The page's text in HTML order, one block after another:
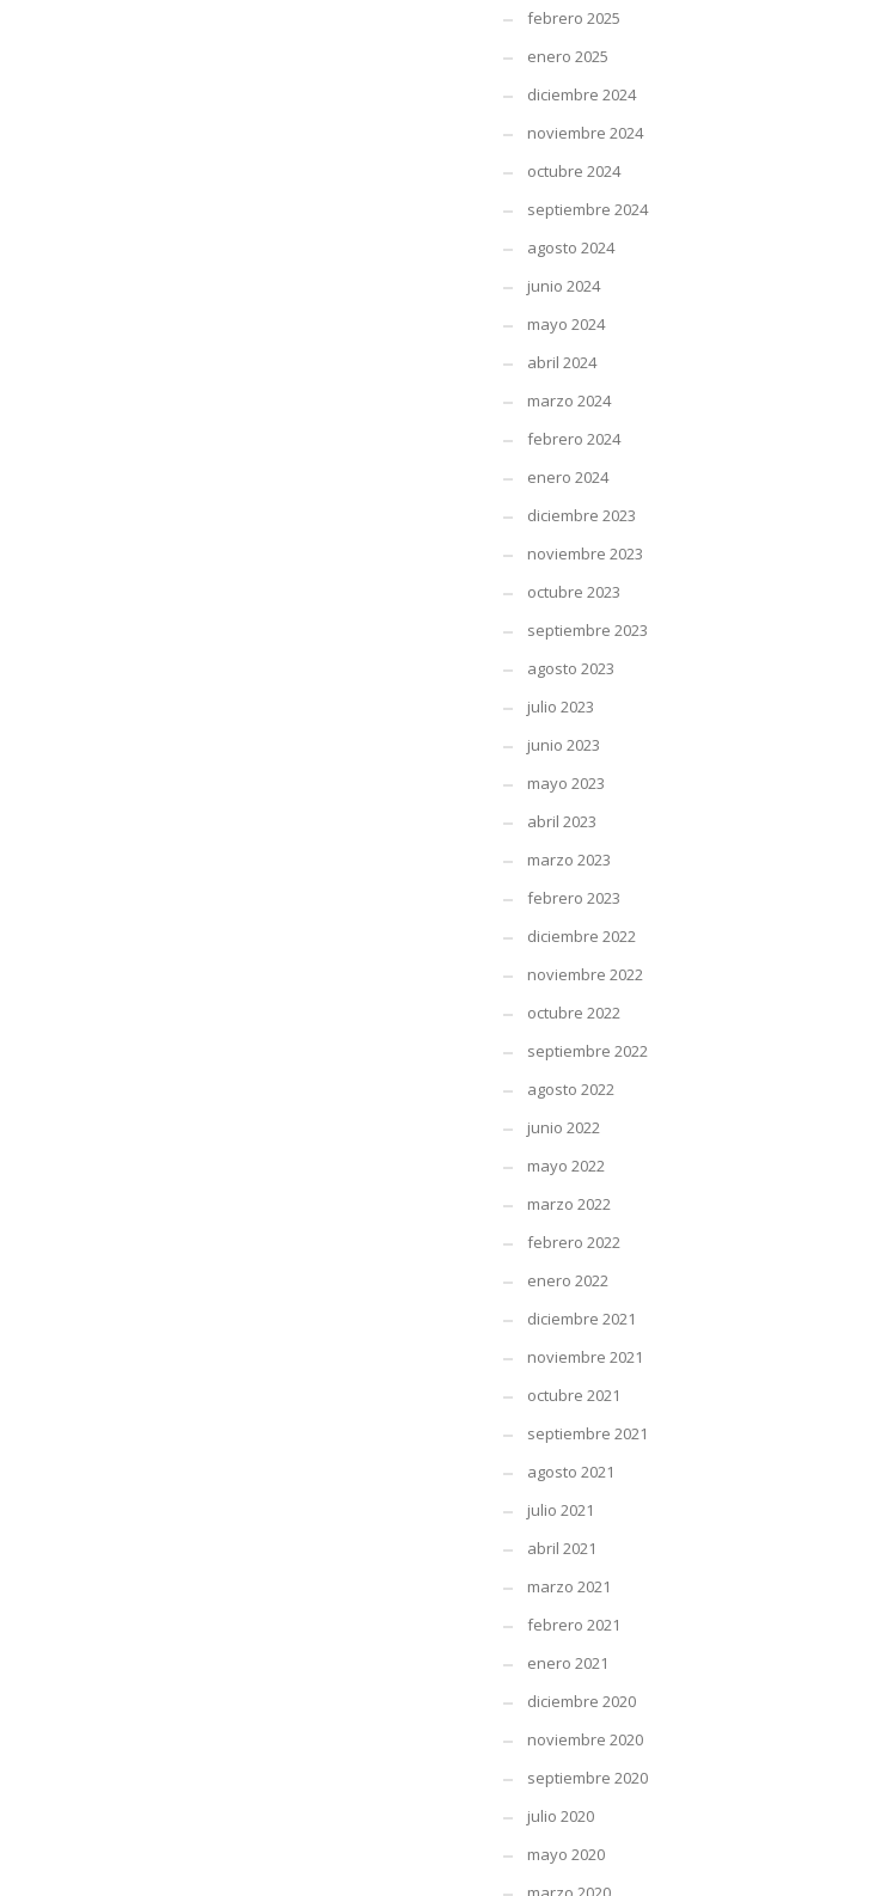
febrero 2025
enero 2025
diciembre 2024
noviembre 2024
octubre 2024
septiembre 2024
agosto 2024
junio 2024
mayo 2024
abril 2024
marzo 2024
febrero 2024
enero 2024
diciembre 2023
noviembre 2023
octubre 2023
septiembre 2023
agosto 2023
julio 2023
junio 2023
mayo 2023
abril 2023
marzo 2023
febrero 2023
diciembre 2022
noviembre 2022
octubre 2022
septiembre 2022
agosto 2022
junio 2022
mayo 2022
marzo 2022
febrero 2022
enero 2022
diciembre 2021
noviembre 2021
octubre 2021
septiembre 2021
agosto 2021
julio 2021
abril 2021
marzo 2021
febrero 2021
enero 2021
diciembre 2020
noviembre 2020
septiembre 2020
julio 2020
mayo 2020